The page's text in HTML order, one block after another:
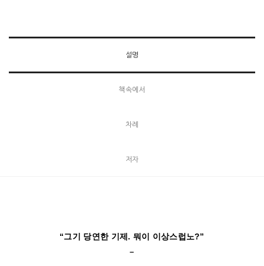
설명
책속에서
차례
저자
“그기 당연한 기제. 뭐이 이상스럽노?”
–